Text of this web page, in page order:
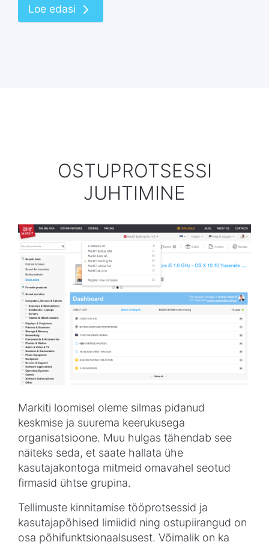
Loe edasi
OSTUPROTSESSI
JUHTIMINE
Markiti loomisel oleme silmas pidanud
keskmise ja suurema keerukusega
organisatsioone. Muu hulgas tähendab see
näiteks seda, et saate hallata ühe
kasutajakontoga mitmeid omavahel seotud
firmasid ühtse grupina.
Tellimuste kinnitamise tööprotsessid ja
kasutajapõhised limiidid ning ostupiirangud on
osa põhifunktsionaalsusest. Võimalik on ka